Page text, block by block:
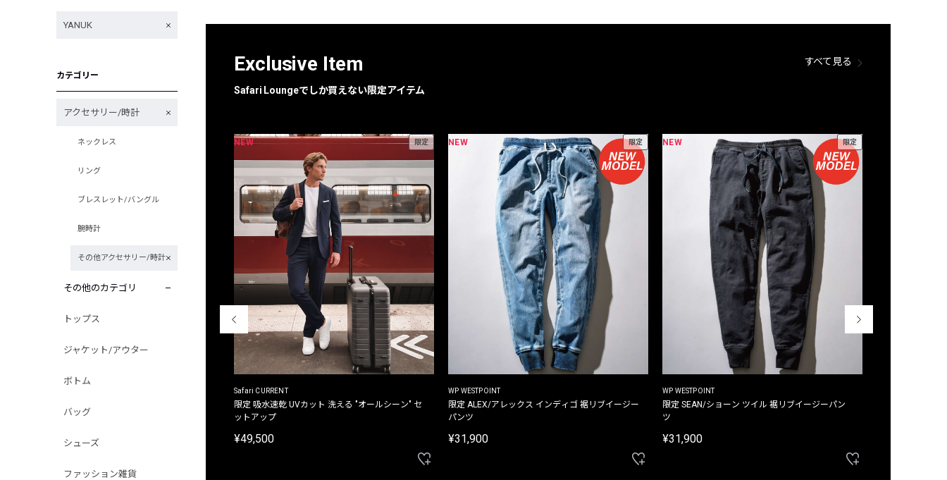
フォーカスブランド
YANUK
カテゴリー
アクセサリー/時計
ネックレス
リング
ブレスレット/バングル
腕時計
その他アクセサリー/時計
その他のカテゴリ
トップス
ジャケット/アウター
ボトム
バッグ
シューズ
ファッション雑貨
Exclusive Item
Safari Loungeでしか買えない限定アイテム
すべて見る
NEW 限定
Safari CURRENT
限定 吸水速乾 UVカット 洗える "オールシーン" セ
ットアップ
¥49,500
NEW 限定
WP WESTPOINT
限定 ALEX/アレックス インディゴ 裾リブイージー
パンツ
¥31,900
NEW 限定
WP WESTPOINT
限定 SEAN/ショーン ツイル 裾リブイージーパン
ツ
¥31,900